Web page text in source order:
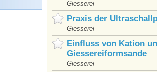
Giesserei
Praxis der
Giesserei
Einfluss von Kation
Giessereiformsande
Giesserei